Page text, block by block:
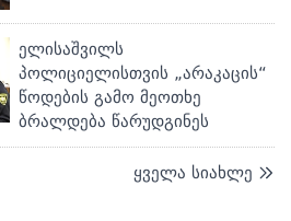
ელისაშვილს
პოლიციელისთვის „არაკაცის“
წოდების გამო მეოთხე
ბრალდება წარუდგინეს
ყველა სიახლე